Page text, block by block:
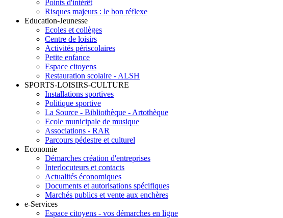
Points d'intérêt
Risques majeurs : le bon réflexe
Education-Jeunesse
Ecoles et collèges
Centre de loisirs
Activités périscolaires
Petite enfance
Espace citoyens
Restauration scolaire - ALSH
SPORTS-LOISIRS-CULTURE
Installations sportives
Politique sportive
La Source - Bibliothèque - Artothèque
Ecole municipale de musique
Associations - RAR
Parcours pédestre et culturel
Economie
Démarches création d'entreprises
Interlocuteurs et contacts
Actualités économiques
Documents et autorisations spécifiques
Marchés publics et vente aux enchères
e-Services
Espace citoyens - vos démarches en ligne